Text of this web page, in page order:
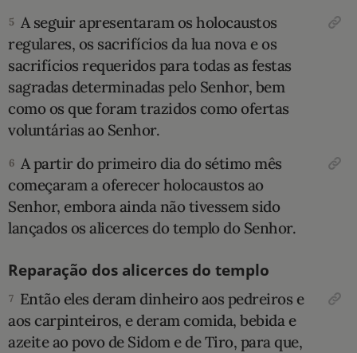
LOJA BÍBLIAON
5 A seguir apresentaram os holocaustos
regulares, os sacrifícios da lua nova e os
sacrifícios requeri­dos para todas as festas
sagradas determinadas pelo Senhor, bem
como os que foram trazidos como ofertas
voluntárias ao Senhor.
6 A partir do primeiro dia do sétimo mês
começaram a oferecer holocaustos ao
Senhor, embora ainda não tivessem sido
lançados os alicerces do templo do Senhor.
Reparação dos alicerces do templo
7 Então eles deram dinheiro aos pedrei­ros e
aos carpinteiros, e deram comida, bebida e
azeite ao povo de Sidom e de Tiro, para que,